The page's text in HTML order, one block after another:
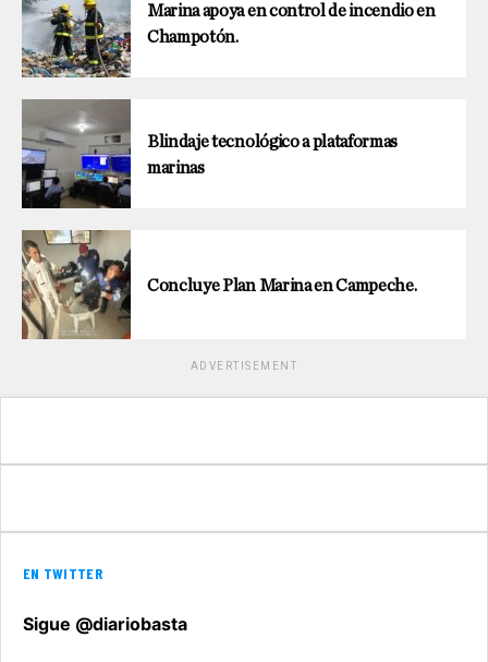
Marina apoya en control de incendio en
Champotón.
Blindaje tecnológico a plataformas
marinas
Concluye Plan Marina en Campeche.
ADVERTISEMENT
EN TWITTER
Sigue @diariobasta